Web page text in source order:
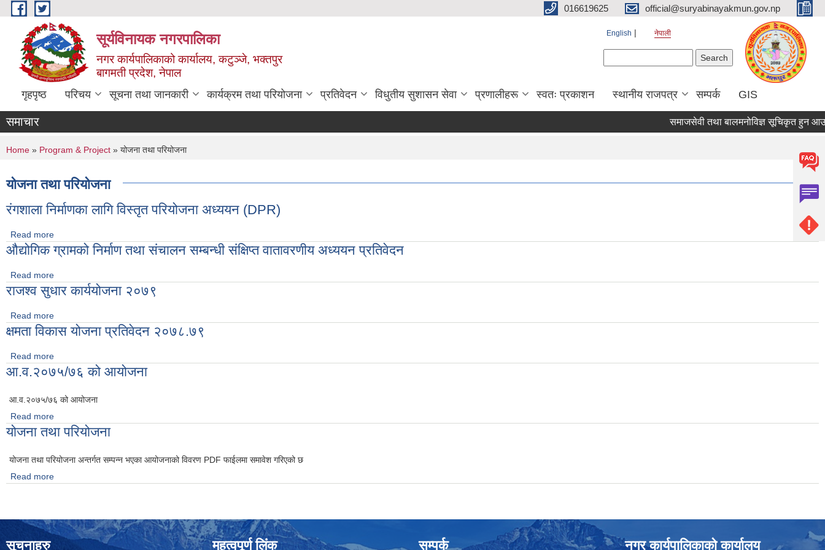
Skip to main content 016619625 official@suryabinayakmun.gov.np
सूर्यविनायक नगरपालिका
नगर कार्यपालिकाको कार्यालय, कटुञ्जे, भक्तपुर
बागमती प्रदेश, नेपाल
English नेपाली
गृहपृष्ठ परिचय सूचना तथा जानकारी कार्यक्रम तथा परियोजना प्रतिवेदन विधुतीय सुशासन सेवा प्रणालीहरू स्वतः प्रकाशन स्थानीय राजपत्र सम्पर्क GIS
समाचार समाजसेवी तथा बालमनोविज्ञ सूचिकृत हुन आउने
You are here
Home » Program & Project » योजना तथा परियोजना
योजना तथा परियोजना
रंगशाला निर्माणका लागि विस्तृत परियोजना अध्ययन (DPR)
Read more
औद्योगिक ग्रामको निर्माण तथा संचालन सम्बन्धी संक्षिप्त वातावरणीय अध्ययन प्रतिवेदन
Read more
राजश्व सुधार कार्ययोजना २०७९
Read more
क्षमता विकास योजना प्रतिवेदन २०७८.७९
Read more
आ.व.२०७५/७६ को आयोजना
आ.व.२०७५/७६ को आयोजना
Read more
योजना तथा परियोजना
योजना तथा परियोजना अन्तर्गत सम्पन्न भएका आयोजनाको विवरण PDF फाईलमा समावेश गरिएको छ
Read more
सूचनाहरु महत्वपूर्ण लिंक सम्पर्क नगर कार्यपालिकाको कार्यालय